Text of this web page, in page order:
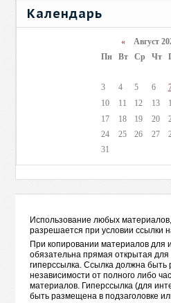
Календарь
«Август
Пн
Вт Ср Чт
3
4 5 6
10
11 12 13
17
18 19 20
24
25 26 27
31
Использование любых
разрешается при условии ссылки
При копировании материалов для
обязательна прямая открытая для
гиперссылка. Ссылка должна быть
независимости от полного либо
материалов. Гиперссылка (для
быть размещена в подзаголовке